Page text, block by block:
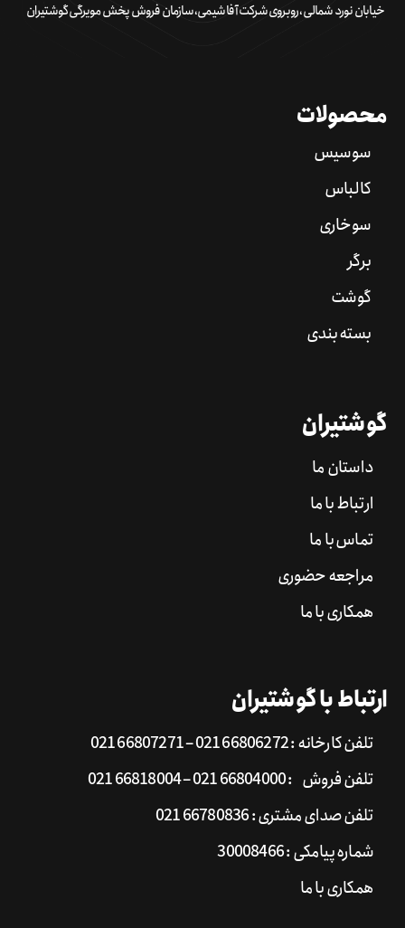
خیابان نورد شمالی، روبروی شرکت آفا شیمی، سازمان فروش پخش مویرگی گوشتیران
محصولات
سوسیس
کالباس
سوخاری
برگر
گوشت
بسته بندی
گوشتیران
داستان ما
ارتباط با ما
تماس با ما
مراجعه حضوری
همکاری با ما
ارتباط با گوشتیران
تلفن کارخانه : 66806272 021 – 66807271 021
تلفن فروش : 66804000 021 – 66818004 021
تلفن صدای مشتری : 66780836 021
شماره پیامکی : 30008466
همکاری با ما